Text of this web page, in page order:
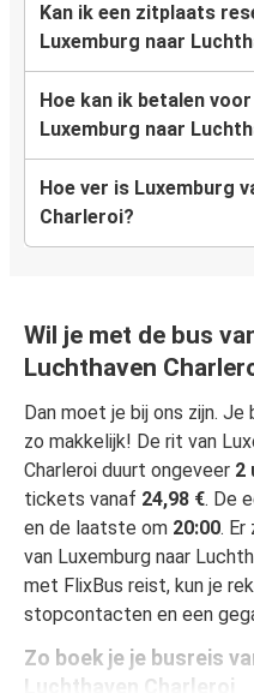
Kan ik een zitplaats
Luxemburg naar
Hoe kan ik betalen
Luxemburg naar
Hoe ver is Luxemburg
Charleroi?
Wil je met de bus
Luchthaven
Dan moet je bij ons zijn.
zo makkelijk! De rit van
Charleroi duurt ongeveer 2
tickets vanaf 24,98 €. De
en de laatste om 20:00. Er
van Luxemburg naar
met FlixBus reist, kun je
stopcontacten en een
Zo boek je je busreis
Luchthaven Charleroi